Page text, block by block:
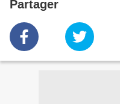
Partager